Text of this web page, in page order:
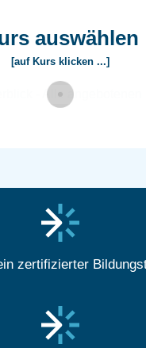
auswählen
[auf Kurs klicken ...]
zertifizierter